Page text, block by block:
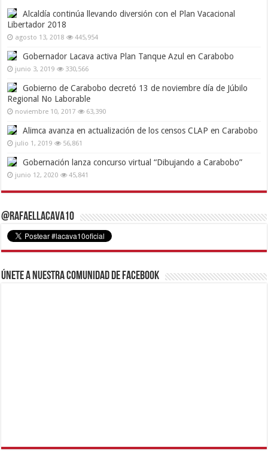
Alcaldía continúa llevando diversión con el Plan Vacacional
Libertador 2018
agosto 13, 2018 445,954
Gobernador Lacava activa Plan Tanque Azul en Carabobo
junio 3, 2019 330,566
Gobierno de Carabobo decretó 13 de noviembre día de Júbilo
Regional No Laborable
noviembre 10, 2017 63,390
Alimca avanza en actualización de los censos CLAP en Carabobo
julio 1, 2019 56,861
Gobernación lanza concurso virtual “Dibujando a Carabobo”
junio 12, 2020 45,841
@RafaelLacava10
Únete a nuestra comunidad de Facebook